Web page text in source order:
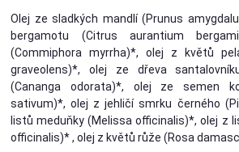
Olej ze sladkých mandlí (Prunus
bergamotu (Citrus aurantium
(Commiphora myrrha)*, olej z květů
graveolens)*, olej ze dřeva
(Cananga odorata)*, olej ze semen
sativum)*, olej z jehličí smrku černého
listů meduňky (Melissa officinalis)*, olej z
officinalis)* , olej z květů růže (Rosa